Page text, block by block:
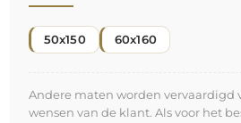
50x150 60x160
Andere maten worden vervaardigd
wensen van de klant. Als voor het